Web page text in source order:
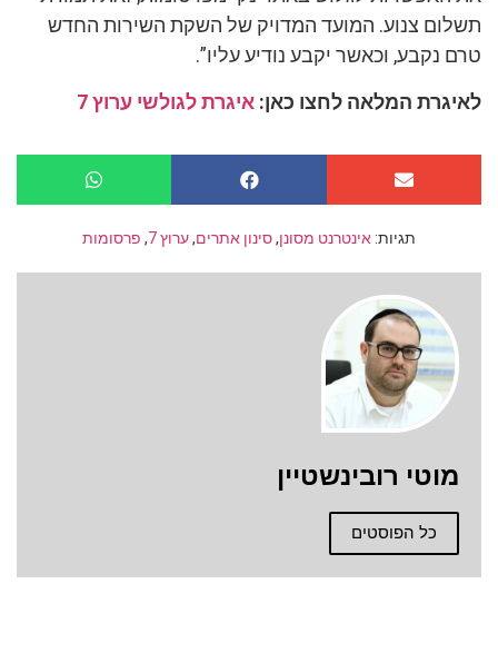
תשלום צנוע. המועד המדויק של השקת השירות החדש
טרם נקבע, וכאשר יקבע נודיע עליו”.
לאיגרת המלאה לחצו כאן: איגרת לגולשי ערוץ 7
תגיות: אינטרנט מסונן,סינון אתרים,ערוץ 7 , פרסומות
מוטי רובינשטיין
כל הפוסטים